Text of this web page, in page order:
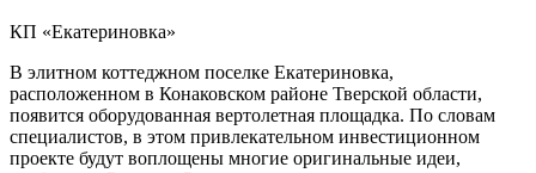
КП «Екатериновка»
В элитном коттеджном поселке Екатериновка,
расположенном в Конаковском районе Тверской области,
появится оборудованная вертолетная площадка. По словам
специалистов, в этом привлекательном инвестиционном
проекте будут воплощены многие оригинальные идеи,